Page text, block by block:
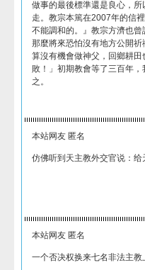
做事的最後標準還是良心，
走。教宗本篤在2007年的信
不能調和的。』教宗方濟也
那麼將來恐怕沒有地方公開
算沒有機會做神父，回鄉耕
敗！」初期教會等了三百年
之。
本站网友 匿名
仿佛听到天主教外交官说：
本站网友 匿名
一个否决权换来七名非法主